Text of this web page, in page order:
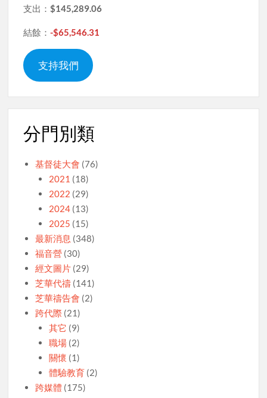
支出：$145,289.06
結餘：-$65,546.31
支持我們
分門別類
基督徒大會 (76)
2021 (18)
2022 (29)
2024(13)
2025 (15)
最新消息 (348)
福音營 (30)
經文圖片 (29)
芝華代禱 (141)
芝華禱告會 (2)
跨代際 (21)
其它 (9)
職場(2)
關懷 (1)
體驗教育(2)
跨媒體 (175)